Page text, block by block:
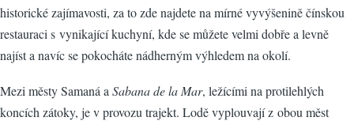
historické zajímavosti, za to zde najdete na mírné vyvýšenině čínskou
restauraci s vynikající kuchyní, kde se můžete velmi dobře a levně
najíst a navíc se pokocháte nádherným výhledem na okolí.
Mezi městy Samaná a Sabana de la Mar, ležícími na protilehlých
koncích zátoky, je v provozu trajekt. Lodě vyplouvají z obou měst